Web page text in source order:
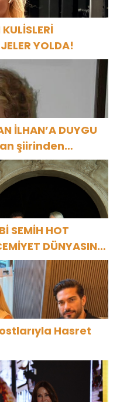
YOLDA!
İLHAN’A DUYGU
şiirinden
SEMİH HOT
DÜNYASININ
Hasret